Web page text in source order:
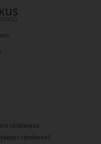
társkereső
társkereső